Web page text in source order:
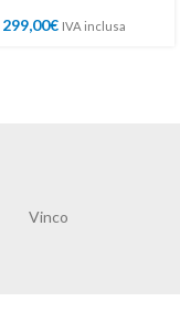
299,00€ IVA inclusa
Vinco